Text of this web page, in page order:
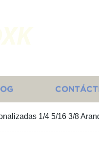
1/4 5/16 3/8